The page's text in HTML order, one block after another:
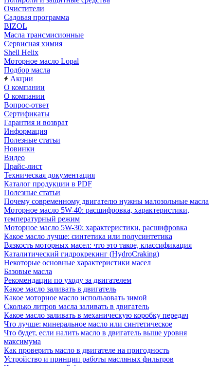
Очистители
Садовая программа
BIZOL
Масла трансмисионные
Сервисная химия
Shell Helix
Моторное масло Lopal
Подбор масла
Акции
О компании
О компании
Вопрос-ответ
Сертификаты
Гарантия и возврат
Информация
Полезные статьи
Новинки
Видео
Прайс-лист
Техническая документация
Каталог продукции в PDF
Полезные статьи
Почему современному двигателю нужны малозольные масла
Моторное масло 5W-40: расшифровка, характеристики,
температурный режим
Моторное масло 5W-30: характеристики, расшифровка
Какое масло лучше: синтетика или полусинтетика
Вязкость моторных масел: что это такое, классификация
Каталитический гидрокрекинг (НydroСraking)
Некоторые основные характеристики масел
Базовые масла
Рекомендации по уходу за двигателем
Какое масло заливать в двигатель
Какое моторное масло использовать зимой
Сколько литров масла заливать в двигатель
Какое масло заливать в механическую коробку передач
Что лучше: минеральное масло или синтетическое
Что будет, если налить масло в двигатель выше уровня
максимума
Как проверить масло в двигателе на пригодность
Устройство и принцип работы масляных фильтров